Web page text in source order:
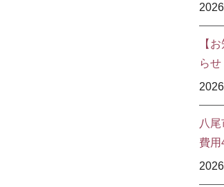
【
らせ
八
費